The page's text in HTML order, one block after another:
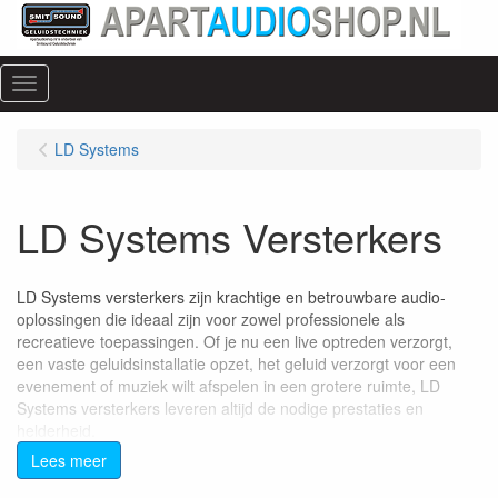
Menu
LD Systems
LD Systems Versterkers
LD Systems versterkers zijn krachtige en betrouwbare audio-
oplossingen die ideaal zijn voor zowel professionele als
recreatieve toepassingen. Of je nu een live optreden verzorgt,
een vaste geluidsinstallatie opzet, het geluid verzorgt voor een
evenement of muziek wilt afspelen in een grotere ruimte, LD
Systems versterkers leveren altijd de nodige prestaties en
Waarom kiezen voor LD Systems versterkers?
Lees meer